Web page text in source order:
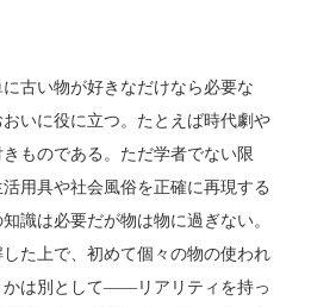
古い物が好きなだけなら必要な
いに役に立つ。たとえば時代劇や
ものである。ただ学者でない限
用具や社会風俗を正確に再現する
識は必要だが物は物に過ぎない。
た上で、初めて個々の物の使われ
は別として――リアリティを持っ